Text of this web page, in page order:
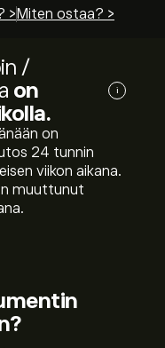
> Miten ostaa? >
/
on
i
on
24 tunnin
viikon aikana.
muuttunut